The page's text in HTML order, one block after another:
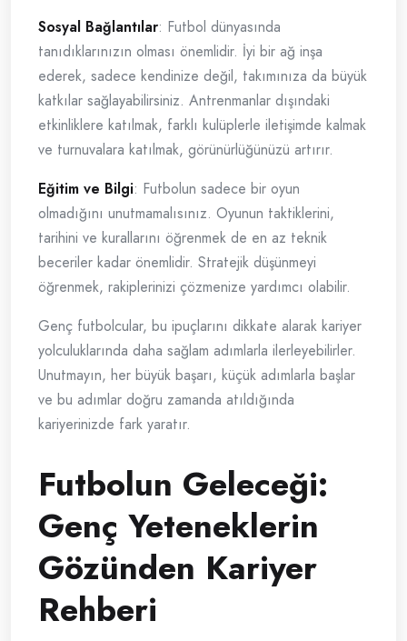
Sosyal Bağlantılar: Futbol dünyasında
tanıdıklarınızın olması önemlidir. İyi bir ağ inşa
ederek, sadece kendinize değil, takımınıza da büyük
katkılar sağlayabilirsiniz. Antrenmanlar dışındaki
etkinliklere katılmak, farklı kulüplerle iletişimde kalmak
ve turnuvalara katılmak, görünürlüğünüzü artırır.
Eğitim ve Bilgi: Futbolun sadece bir oyun
olmadığını unutmamalısınız. Oyunun taktiklerini,
tarihini ve kurallarını öğrenmek de en az teknik
beceriler kadar önemlidir. Stratejik düşünmeyi
öğrenmek, rakiplerinizi çözmenize yardımcı olabilir.
Genç futbolcular, bu ipuçlarını dikkate alarak kariyer
yolculuklarında daha sağlam adımlarla ilerleyebilirler.
Unutmayın, her büyük başarı, küçük adımlarla başlar
ve bu adımlar doğru zamanda atıldığında
kariyerinizde fark yaratır.
Futbolun Geleceği:
Genç Yeteneklerin
Gözünden Kariyer
Rehberi